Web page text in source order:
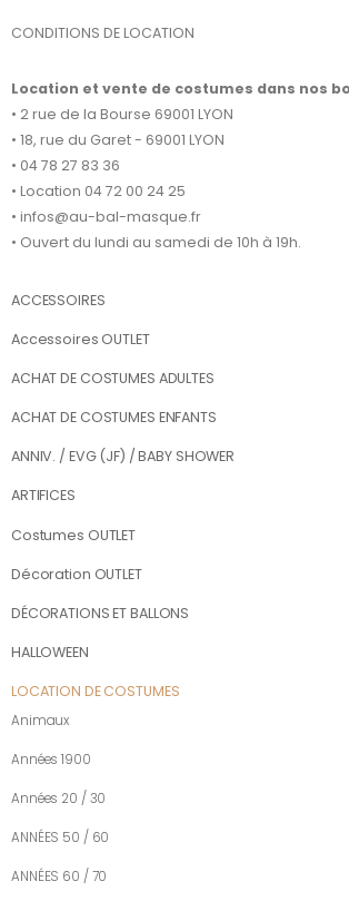
CONDITIONS DE LOCATION
Location et vente de costumes dans nos
• 2 rue de la Bourse 69001 LYON
• 18, rue du Garet - 69001 LYON
• 04 78 27 83 36
• Location 04 72 00 24 25
• infos@au-bal-masque.fr
• Ouvert du lundi au samedi de 10h à 19h.
ACCESSOIRES
Accessoires OUTLET
ACHAT DE COSTUMES ADULTES
ACHAT DE COSTUMES ENFANTS
ANNIV. / EVG (JF) / BABY SHOWER
ARTIFICES
Costumes OUTLET
Décoration OUTLET
DÉCORATIONS ET BALLONS
HALLOWEEN
LOCATION DE COSTUMES
Animaux
Années 1900
Années 20 / 30
ANNÉES 50 / 60
ANNÉES 60 / 70